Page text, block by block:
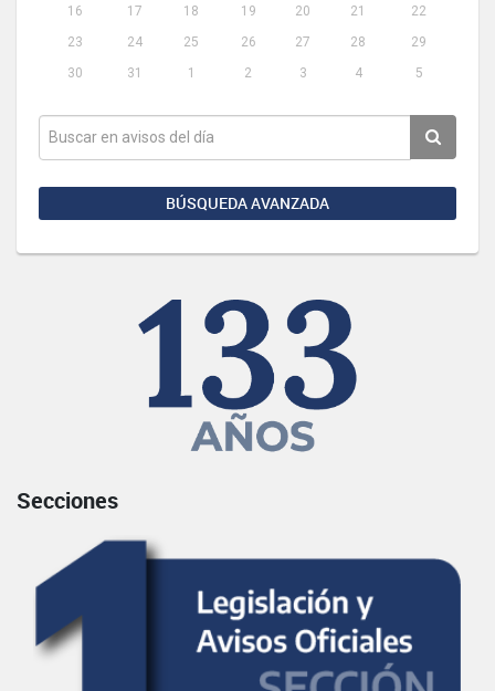
16
17 18 19 20 21
22
23
24 25 26 27 28
29
30
31 1 2 3 4 5
BÚSQUEDA AVANZADA
Secciones